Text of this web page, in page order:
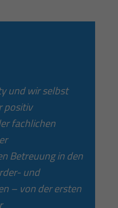
und wir selbst
positiv
fachlichen
Betreuung in den
und
– von der ersten